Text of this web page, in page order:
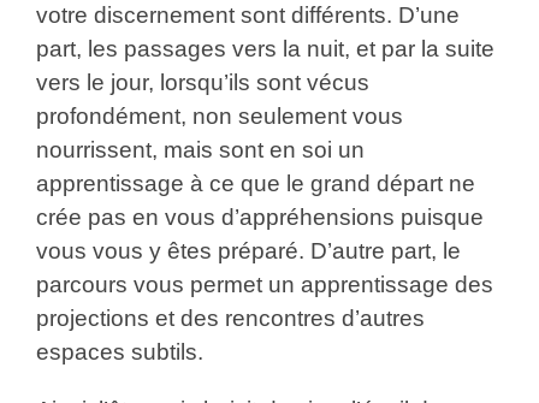
votre discernement sont différents. D’une
part, les passages vers la nuit, et par la suite
vers le jour, lorsqu’ils sont vécus
profondément, non seulement vous
nourrissent, mais sont en soi un
apprentissage à ce que le grand départ ne
crée pas en vous d’appréhensions puisque
vous vous y êtes préparé. D’autre part, le
parcours vous permet un apprentissage des
projections et des rencontres d’autres
espaces subtils.